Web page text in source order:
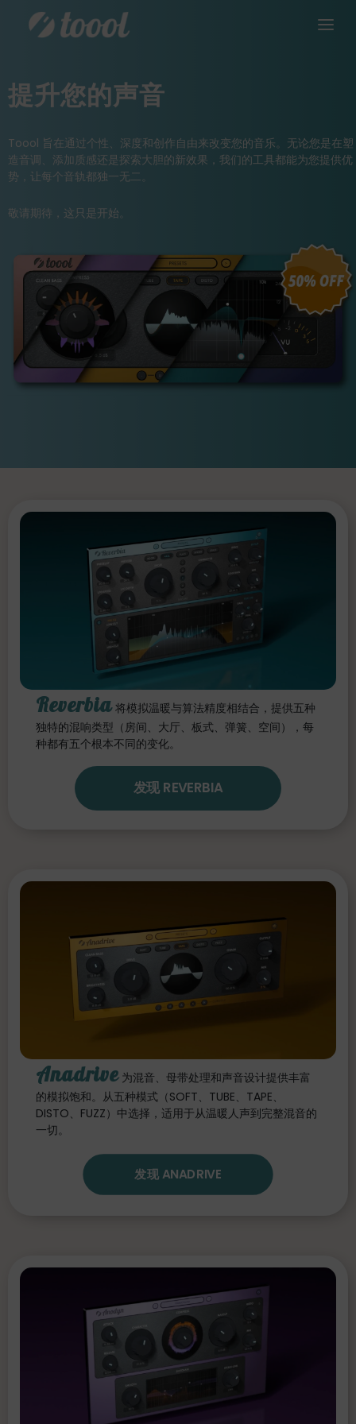
提升您的声音
Toool 旨在通过个性、深度和创作自由来改变您的音乐。无论您是在塑
造音调、添加质感还是探索大胆的新效果，我们的工具都能为您提供优
势，让每个音轨都独一无二。
敬请期待，这只是开始。
Reverbia 将模拟温暖与算法精度相结合，提供五种
独特的混响类型（房间、大厅、板式、弹簧、空间），每
种都有五个根本不同的变化。
发现 REVERBIA
Anadrive 为混音、母带处理和声音设计提供丰富
的模拟饱和。从五种模式（SOFT、TUBE、TAPE、
DISTO、FUZZ）中选择，适用于从温暖人声到完整混音的
一切。
发现 ANADRIVE